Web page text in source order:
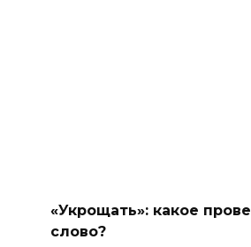
«Укрощать»: какое
слово?